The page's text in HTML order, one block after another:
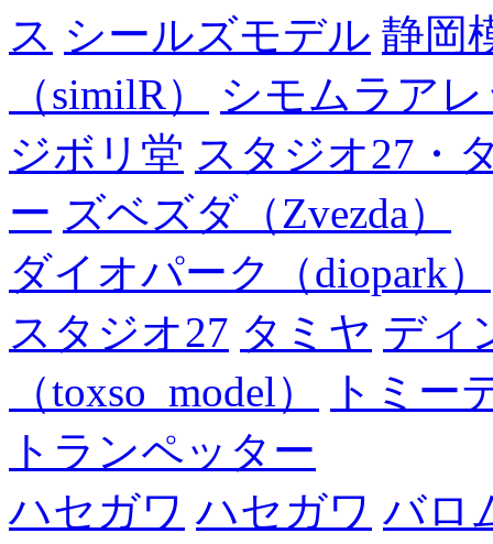
ス シールズモデル 静岡
（similR）
シモムラア
ジボリ堂 スタジオ27・
ー ズベズダ（Zvezda）
ダイオパーク（diopark）
スタジオ27 タミヤ ディ
（toxso_model）
トミー
トランペッター
ハセガワ ハセガワ バロ